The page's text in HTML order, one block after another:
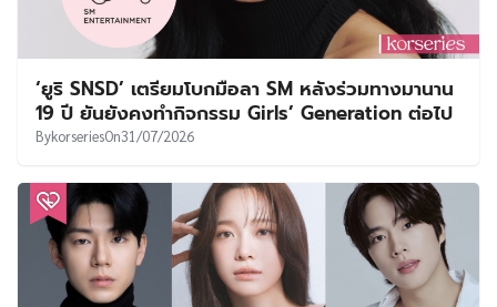
‘ยูริ SNSD’ เตรียมโบกมือลา SM หลังร่วมทางมานาน
19 ปี ยันยังคงทำกิจกรรม Girls’ Generation ต่อไป
BykorseriesOn31/07/2026